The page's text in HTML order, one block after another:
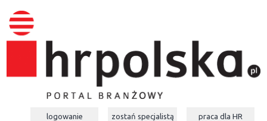
logowanie zostań specjalistą praca dla HR